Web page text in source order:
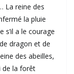
La reine des
la pluie
s’il a le courage
dragon et de
des abeilles,
de la forêt